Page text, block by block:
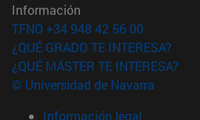
Información
TFNO +34 948 42 56 00
¿QUÉ GRADO TE INTERESA?
¿QUÉ MÁSTER TE INTERESA?
© Universidad de Navarra
Información legal